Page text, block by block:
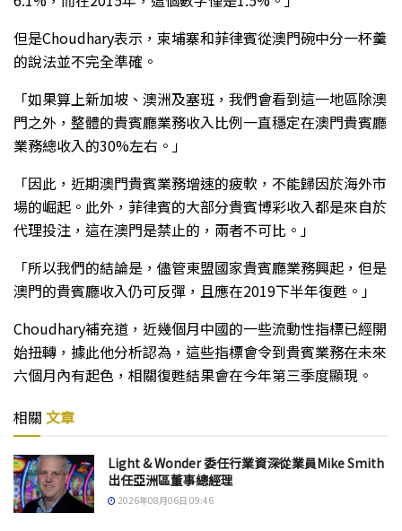
但是Choudhary表示，柬埔寨和菲律賓從澳門碗中分一杯羹
的說法並不完全準確。
「如果算上新加坡、澳洲及塞班，我們會看到這一地區除澳
門之外，整體的貴賓廳業務收入比例一直穩定在澳門貴賓廳
業務總收入的30%左右。」
「因此，近期澳門貴賓業務增速的疲軟，不能歸因於海外市
場的崛起。此外，菲律賓的大部分貴賓博彩收入都是來自於
代理投注，這在澳門是禁止的，兩者不可比。」
「所以我們的結論是，儘管東盟國家貴賓廳業務興起，但是
澳門的貴賓廳收入仍可反彈，且應在2019下半年復甦。」
Choudhary補充道，近幾個月中國的一些流動性指標已經開
始扭轉，據此他分析認為，這些指標會令到貴賓業務在未來
六個月內有起色，相關復甦結果會在今年第三季度顯現。
相關 文章
Light & Wonder 委任行業資深從業員Mike Smith
出任亞洲區董事總經理
2026年08月06日 09:46